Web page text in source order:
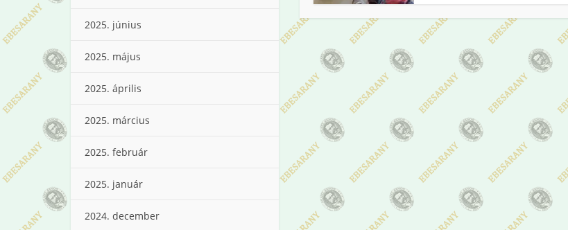
2025. június
2025. május
2025. április
2025. március
2025. február
2025. január
2024. december